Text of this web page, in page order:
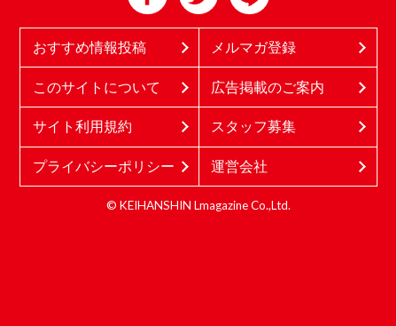
おすすめ情報投稿 メルマガ登録
このサイトについて 広告掲載のご案内
サイト利用規約 スタッフ募集
プライバシーポリシー 運営会社
© KEIHANSHIN Lmagazine Co.,Ltd.